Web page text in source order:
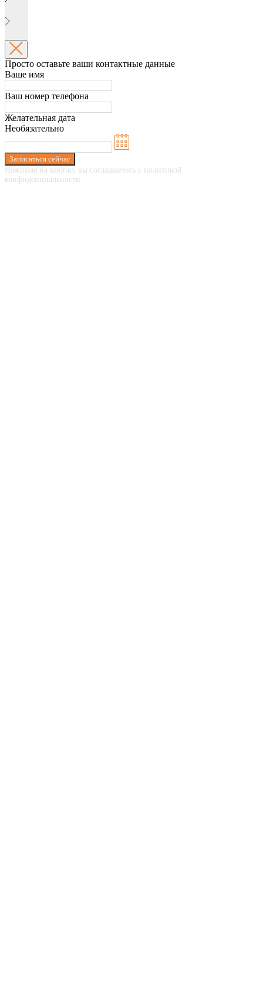
Просто оставьте ваши контактные данные
Ваше имя
Ваш номер телефона
Желательная дата
Необязательно
Записаться сейчас
Нажимая на кнопку вы соглашаетесь с политикой
конфиденциальности